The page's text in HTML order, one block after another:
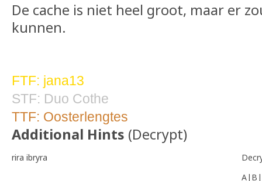
De cache is niet heel groot, maar er
kunnen.
FTF: jana13
STF: Duo Cothe
TTF: Oosterlengtes
Additional Hints (Decrypt)
rira ibryra